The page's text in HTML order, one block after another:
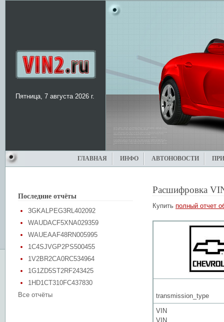
Пятница, 7 августа 2026 г.
ГЛАВНАЯ ИНФО АВТОНОВОСТИ
Последние отчёты
3GKALPEG3RL402092
WAUDACF5XNA029359
WAUEAAF48RN005995
1C4SJVGP2PS500455
1V2BR2CA0RC534964
1G1ZD5ST2RF243425
1HD1CT310FC437830
Все отчёты
Расшифровка
Купить полный отчет
transmission_type
VIN
VIN